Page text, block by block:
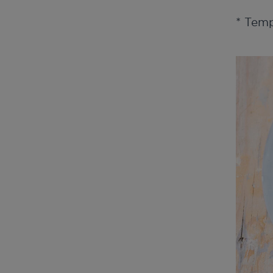
*